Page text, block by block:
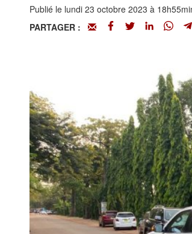
Publié le lundi 23 octobre 2023 à
PARTAGER :